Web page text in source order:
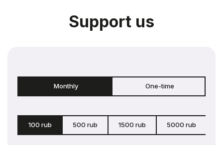
Support us
Monthly One-time
100 rub 500 rub 1500 rub 5000 rub